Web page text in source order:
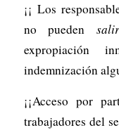
¡¡ Los
no pueden
expropiación
indemnización
¡¡Acceso por
trabajadores del